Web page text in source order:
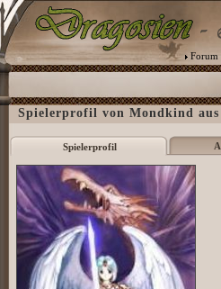
Forum
Spielerprofil von Mondkind
Spielerprofil